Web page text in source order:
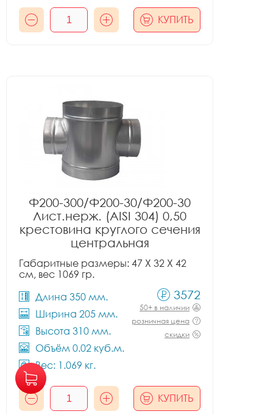
КУПИТЬ
Ф200-300/Ф200-30/Ф200-30
Лист.нерж. (AISI 304) 0,50
крестовина круглого сечения
центральная
Габаритные размеры: 47 X 32 X 42
см, вес 1069 гр.
Длина 350 мм.
Ширина 205 мм.
Высота 310 мм.
Объём 0.02 куб.м.
Вес: 1.069 кг.
3572
50+ в наличии
розничная цена
скидки
КУПИТЬ